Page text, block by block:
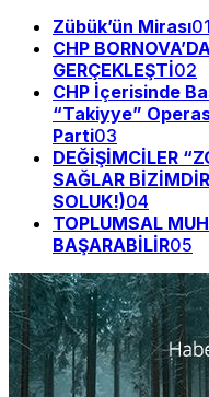
Zübük’ün Mirası01
CHP
GERÇEKLEŞTİ02
CHP İçerisinde
“Takiyye”
Parti03
DEĞİŞİMCİLER
SAĞLAR
SOLUK!)04
TOPLUMSAL
BAŞARABİLİR05